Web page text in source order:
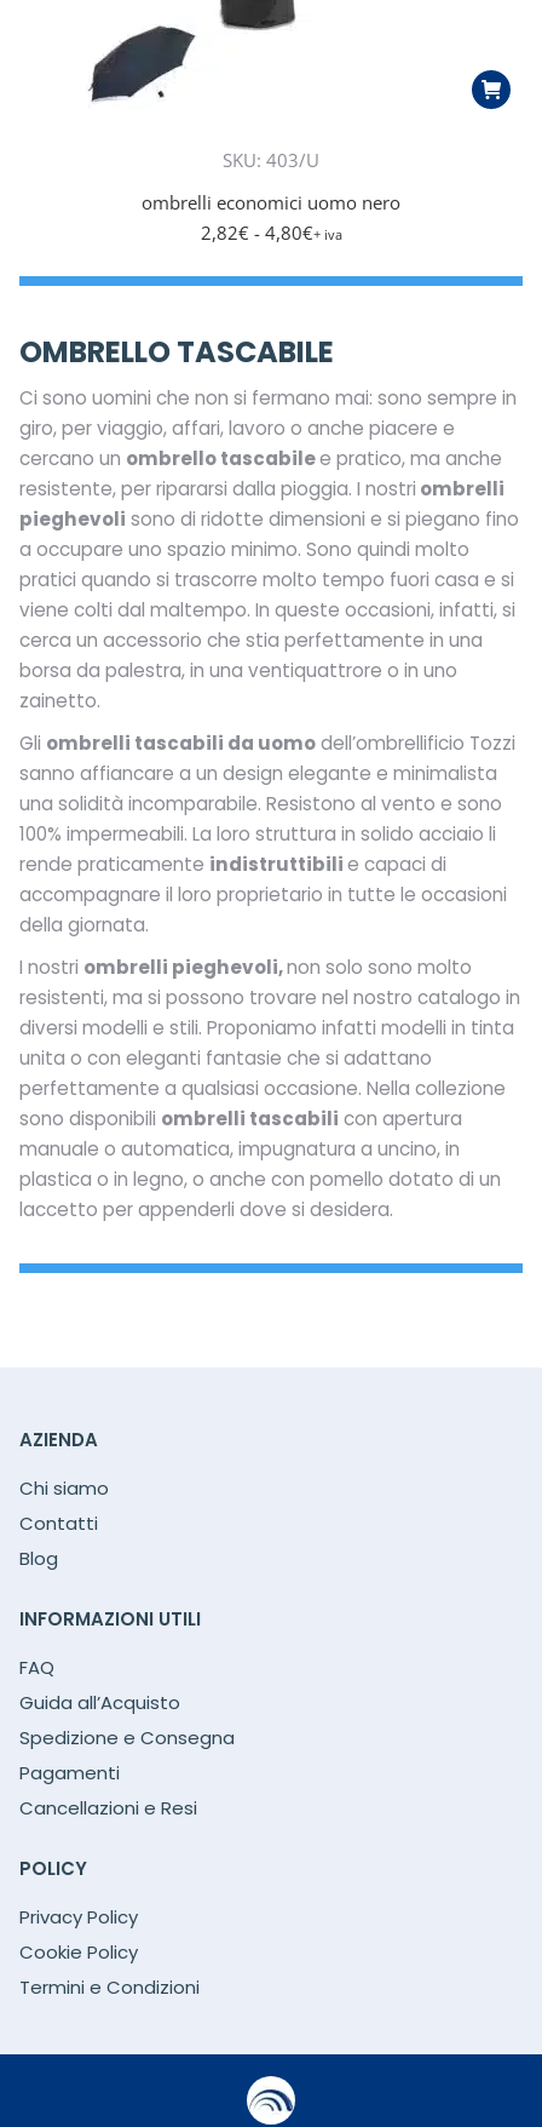
SKU: 403/U
ombrelli economici uomo nero
2,82€- 4,80€+ iva
OMBRELLO TASCABILE
Ci sono uomini che non si fermano mai: sono sempre in
giro, per viaggio, affari, lavoro o anche piacere e
cercano un ombrello tascabilee pratico, ma anche
resistente, per ripararsi dalla pioggia. I nostri ombrelli
pieghevoli sono di ridotte dimensioni e si piegano fino
a occupare uno spazio minimo. Sono quindi molto
pratici quando si trascorre molto tempo fuori casa e si
viene colti dal maltempo. In queste occasioni, infatti, si
cerca un accessorio che stia perfettamente in una
borsa da palestra, in una ventiquattrore o in uno
zainetto.
Gli ombrelli tascabili da uomodell’ombrellificio Tozzi
sanno affiancare a un design elegante e minimalista
una solidità incomparabile. Resistono al vento e sono
100% impermeabili. La loro struttura in solido acciaio li
rende praticamente indistruttibilie capaci di
accompagnare il loro proprietario in tutte le occasioni
della giornata.
I nostri ombrelli pieghevoli,non solo sono molto
resistenti, ma si possono trovare nel nostro catalogo in
diversi modelli e stili. Proponiamo infatti modelli in tinta
unita o con eleganti fantasie che si adattano
perfettamente a qualsiasi occasione. Nella collezione
sono disponibili ombrelli tascabili con apertura
manuale o automatica, impugnatura a uncino, in
plastica o in legno, o anche con pomello dotato di un
laccetto per appenderli dove si desidera.
AZIENDA
Chi siamo
Contatti
Blog
INFORMAZIONI UTILI
FAQ
Guida all’Acquisto
Spedizione e Consegna
Pagamenti
Cancellazioni e Resi
POLICY
Privacy Policy
Cookie Policy
Termini e Condizioni